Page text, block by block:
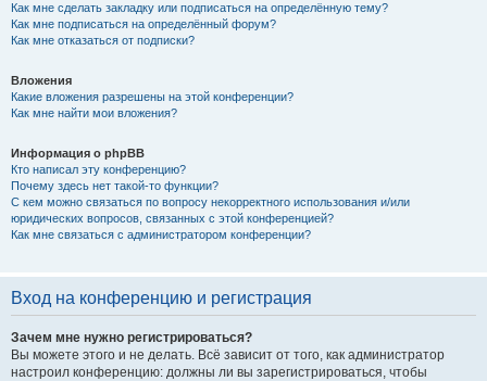
Как мне сделать закладку или подписаться на определённую тему?
Как мне подписаться на определённый форум?
Как мне отказаться от подписки?
Вложения
Какие вложения разрешены на этой конференции?
Как мне найти мои вложения?
Информация о phpBB
Кто написал эту конференцию?
Почему здесь нет такой-то функции?
С кем можно связаться по вопросу некорректного использования и/или
юридических вопросов, связанных с этой конференцией?
Как мне связаться с администратором конференции?
Вход на конференцию и регистрация
Зачем мне нужно регистрироваться?
Вы можете этого и не делать. Всё зависит от того, как администратор
настроил конференцию: должны ли вы зарегистрироваться, чтобы